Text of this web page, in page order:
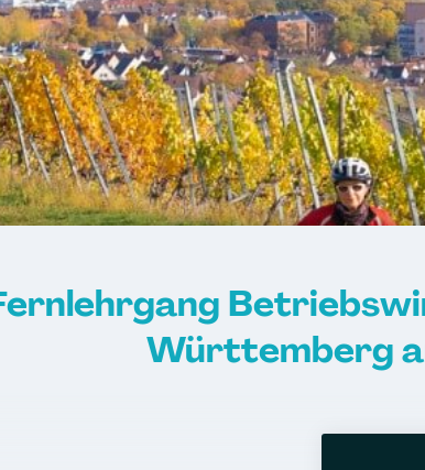
Württemberg